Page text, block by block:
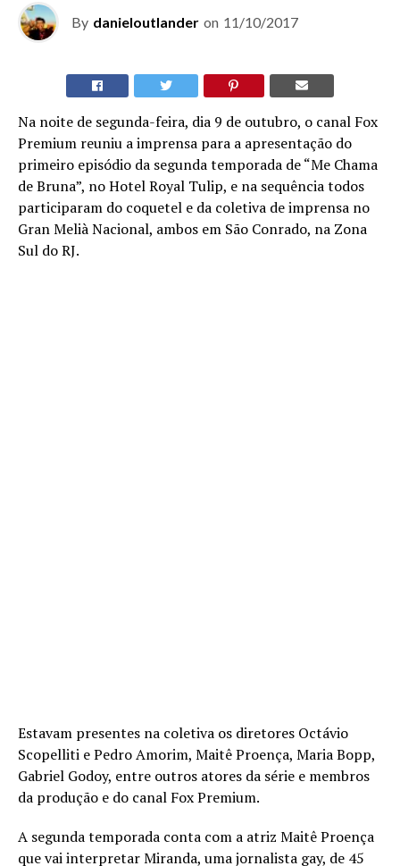
By danieloutlander on 11/10/2017
Na noite de segunda-feira, dia 9 de outubro, o canal Fox
Premium reuniu a imprensa para a apresentação do
primeiro episódio da segunda temporada de “Me Chama
de Bruna”, no Hotel Royal Tulip, e na sequência todos
participaram do coquetel e da coletiva de imprensa no
Gran Melià Nacional, ambos em São Conrado, na Zona
Sul do RJ.
Estavam presentes na coletiva os diretores Octávio
Scopelliti e Pedro Amorim, Maitê Proença, Maria Bopp,
Gabriel Godoy, entre outros atores da série e membros
da produção e do canal Fox Premium.
A segunda temporada conta com a atriz Maitê Proença
que vai interpretar Miranda, uma jornalista gay, de 45